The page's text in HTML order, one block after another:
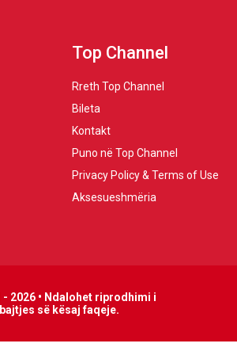
Top Channel
Rreth Top Channel
Bileta
Kontakt
Puno në Top Channel
Privacy Policy & Terms of Use
Aksesueshmëria
2026 • Ndalohet riprodhimi i
së kësaj faqeje.